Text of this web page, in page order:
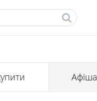
Афіша